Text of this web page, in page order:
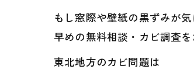
もし窓際や壁紙の黒ずみが気
早めの無料相談・カビ調査を
東北地方のカビ問題は